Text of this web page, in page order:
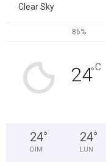
Clear Sky
86%
24°C
24°
DIM
24°
LUN